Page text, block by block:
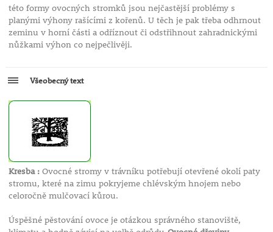
této formy ovocných stromků jsou nejčastější problémy s
planými výhony rašícími z kořenů. U těch je pak třeba odhrnout
zeminu v horní části a odříznout či odstřihnout zahradnickými
nůžkami výhon co nejpečlivěji.
Všeobecný text
Kresba :Ovocné stromy v trávníku potřebují otevřené okolí paty
stromu, které na zimu pokryjeme chlévským hnojem nebo
celoročně mulčovací kůrou.
Úspěšné pěstování ovoce je otázkou správného stanoviště,